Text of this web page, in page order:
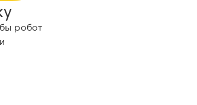
робот